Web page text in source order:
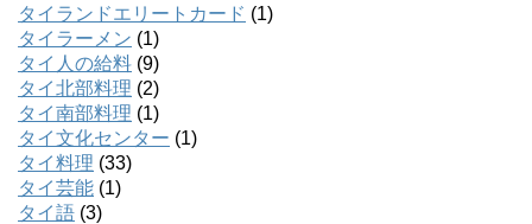
タイランドエリートカード (1)
タイラーメン (1)
タイ人の給料 (9)
タイ北部料理 (2)
タイ南部料理 (1)
タイ文化センター (1)
タイ料理 (33)
タイ芸能 (1)
タイ語 (3)